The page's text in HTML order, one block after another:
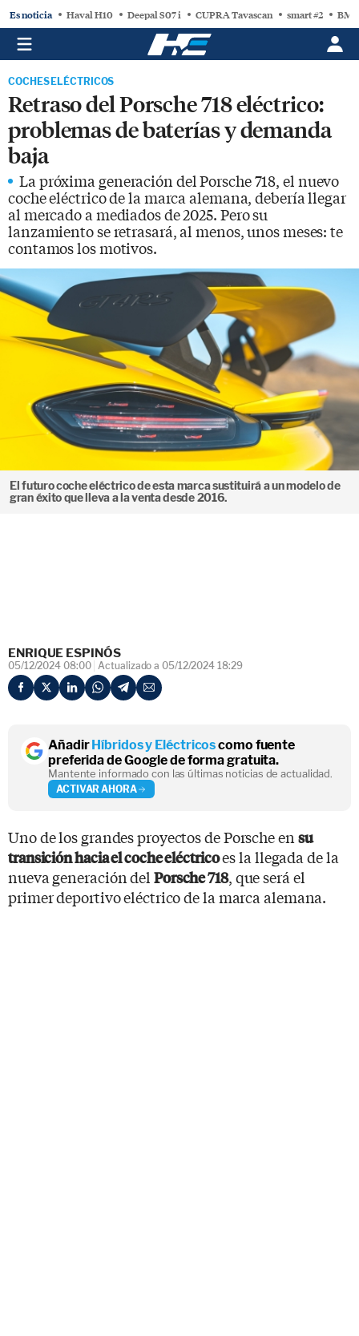
Es noticia Haval H10 Deepal S07 i CUPRA Tavascan smart #2
COCHES ELÉCTRICOS
Retraso del Porsche 718 eléctrico:
problemas de baterías y demanda
baja
La próxima generación del Porsche 718, el nuevo
coche eléctrico de la marca alemana, debería llegar
al mercado a mediados de 2025. Pero su
lanzamiento se retrasará, al menos, unos meses: te
contamos los motivos.
El futuro coche eléctrico de esta marca sustituirá a un modelo de
gran éxito que lleva a la venta desde 2016.
ENRIQUE ESPINÓS
05/12/2024 08:00 Actualizado a 05/12/2024 18:29
AñadirHíbridos y Eléctricoscomo fuente
preferida de Google de forma gratuita.
Mantente informado con las últimas noticias de actualidad.
ACTIVAR AHORA
Uno de los grandes proyectos de Porsche en su
transición hacia el coche eléctricoes la llegada de la
nueva generación del Porsche 718, que será el
primer deportivo eléctrico de la marca alemana.